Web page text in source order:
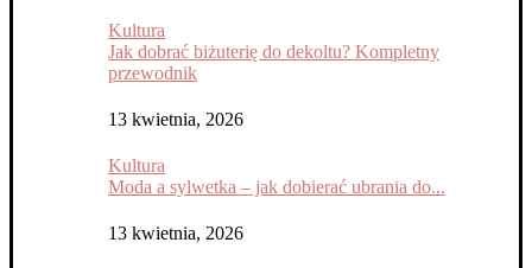
Kultura
Jak dobrać biżuterię do dekoltu? Kompletny
przewodnik
13 kwietnia, 2026
Kultura
Moda a sylwetka – jak dobierać ubrania do...
13 kwietnia, 2026